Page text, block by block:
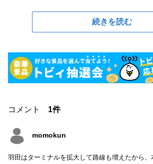
続きを読む
コメント 1件
momokun
羽田はターミナルを拡大して路線も増えたから、